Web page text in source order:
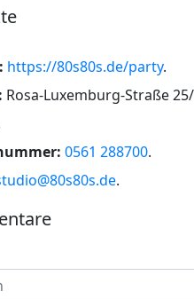
https://80s80s.de/party.
Rosa-Luxemburg-Straße
0561 288700.
.